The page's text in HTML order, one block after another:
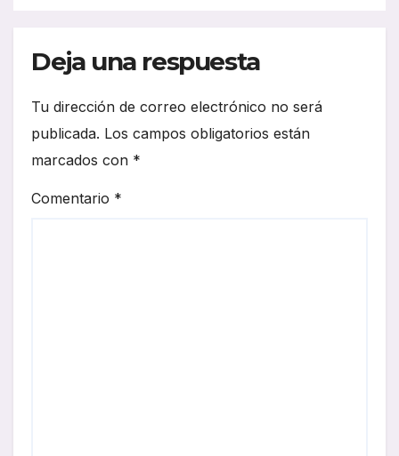
Deja una respuesta
Tu dirección de correo electrónico no será
publicada. Los campos obligatorios están
marcados con *
Comentario *